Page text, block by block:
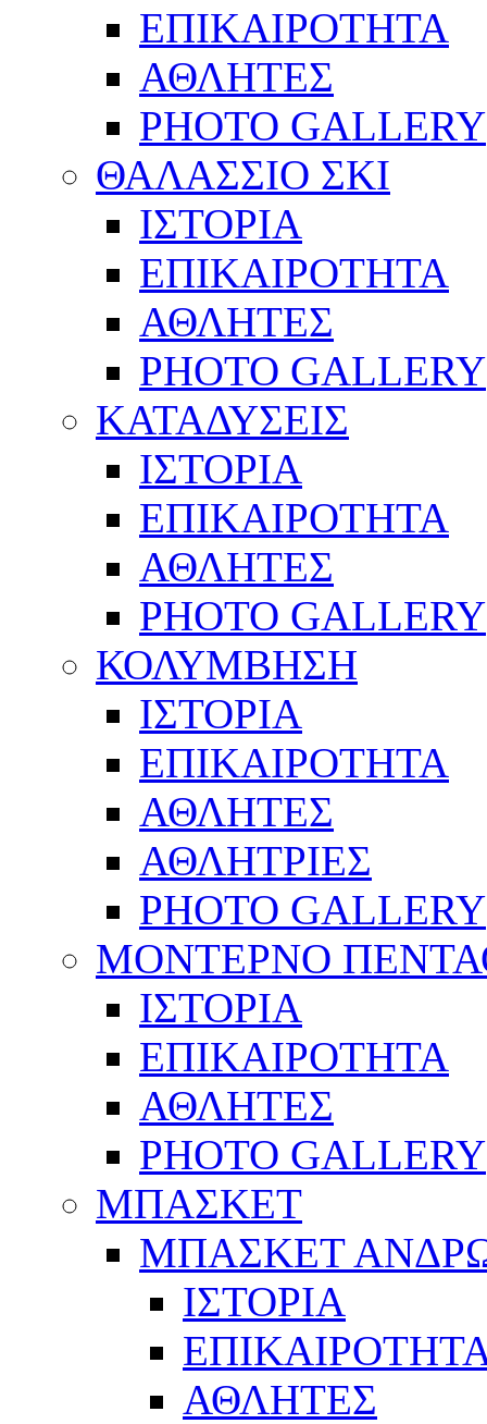
ΕΠΙΚΑΙΡΟΤΗΤΑ
ΑΘΛΗΤΕΣ
PHOTO GALLERY
ΘΑΛΑΣΣΙΟ ΣΚΙ
ΙΣΤΟΡΙΑ
ΕΠΙΚΑΙΡΟΤΗΤΑ
ΑΘΛΗΤΕΣ
PHOTO GALLERY
ΚΑΤΑΔΥΣΕΙΣ
ΙΣΤΟΡΙΑ
ΕΠΙΚΑΙΡΟΤΗΤΑ
ΑΘΛΗΤΕΣ
PHOTO GALLERY
ΚΟΛΥΜΒΗΣΗ
ΙΣΤΟΡΙΑ
ΕΠΙΚΑΙΡΟΤΗΤΑ
ΑΘΛΗΤΕΣ
ΑΘΛΗΤΡΙΕΣ
PHOTO GALLERY
ΜΟΝΤΕΡΝΟ
ΙΣΤΟΡΙΑ
ΕΠΙΚΑΙΡΟΤΗΤΑ
ΑΘΛΗΤΕΣ
PHOTO GALLERY
ΜΠΑΣΚΕΤ
ΜΠΑΣΚΕΤ
ΙΣΤΟΡΙΑ
ΑΘΛΗΤΕΣ